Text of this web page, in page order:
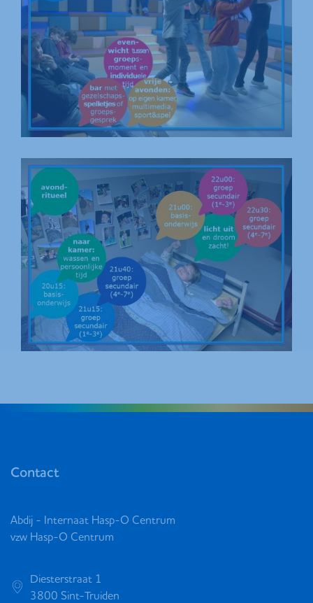
Contact
Abdij - Internaat Hasp-O Centrum
vzw Hasp-O Centrum
Diesterstraat 1
3800 Sint-Truiden